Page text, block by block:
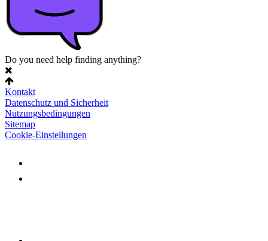
Do you need help finding anything?
Kontakt
Datenschutz und Sicherheit
Nutzungsbedingungen
Sitemap
Cookie-Einstellungen